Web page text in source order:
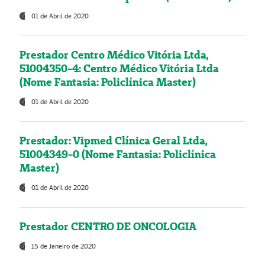
01 de Abril de 2020
Prestador Centro Médico Vitória Ltda,
51004350-4: Centro Médico Vitória Ltda
(Nome Fantasia: Policlínica Master)
01 de Abril de 2020
Prestador: Vipmed Clínica Geral Ltda,
51004349-0 (Nome Fantasia: Policlínica
Master)
01 de Abril de 2020
Prestador CENTRO DE ONCOLOGIA
15 de Janeiro de 2020